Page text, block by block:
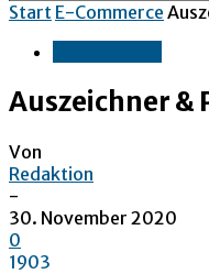
Start E-Commerce
Auszeichner
Von
Redaktion
-
30. November 2020
0
1903